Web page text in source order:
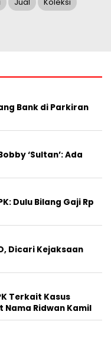
Jual Koleksi
Bank di Parkiran
‘Sultan’: Ada
Dulu Bilang Gaji Rp
Dicari Kejaksaan
Terkait Kasus
Nama Ridwan Kamil